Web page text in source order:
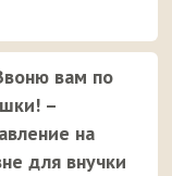
вам по
–
на
для внучки